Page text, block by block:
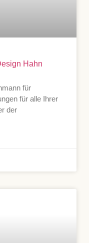
Hahn
für
für alle Ihrer
der